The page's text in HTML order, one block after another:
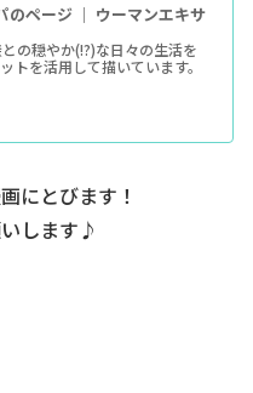
のページ ｜ ウーマンエキサ
の穏やか(!?)な日々の生活を
トを活用して描いています。
にとびます！
します♪